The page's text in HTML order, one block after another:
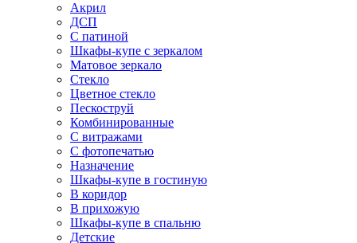
Акрил
ДСП
С патиной
Шкафы-купе с зеркалом
Матовое зеркало
Стекло
Цветное стекло
Пескоструй
Комбинированные
С витражами
С фотопечатью
Назначение
Шкафы-купе в гостиную
В коридор
В прихожую
Шкафы-купе в спальню
Детские